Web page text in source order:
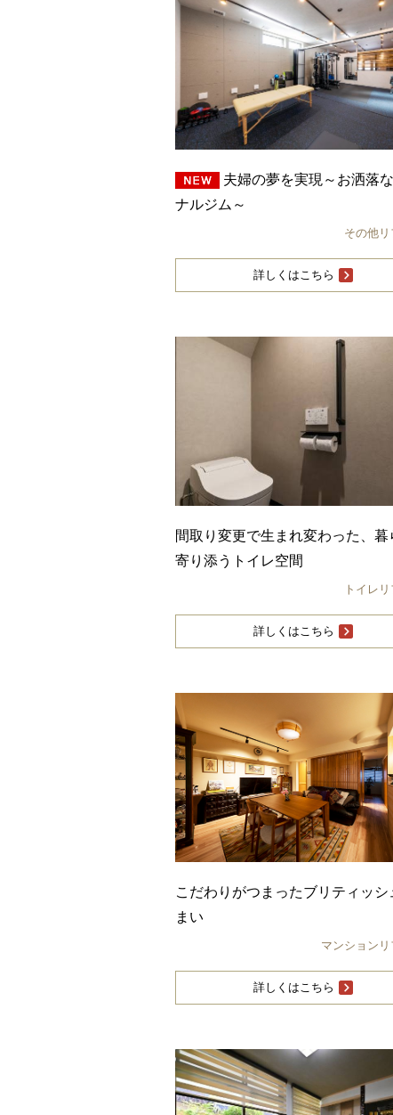
夫婦の夢を実現～お洒落
ナルジム～
その他
詳しくはこちら
間取り変更で生まれ変わった、暮
寄り添うトイレ空間
トイレ
詳しくはこちら
こだわりがつまったブリティッシ
まい
マンション
詳しくはこちら